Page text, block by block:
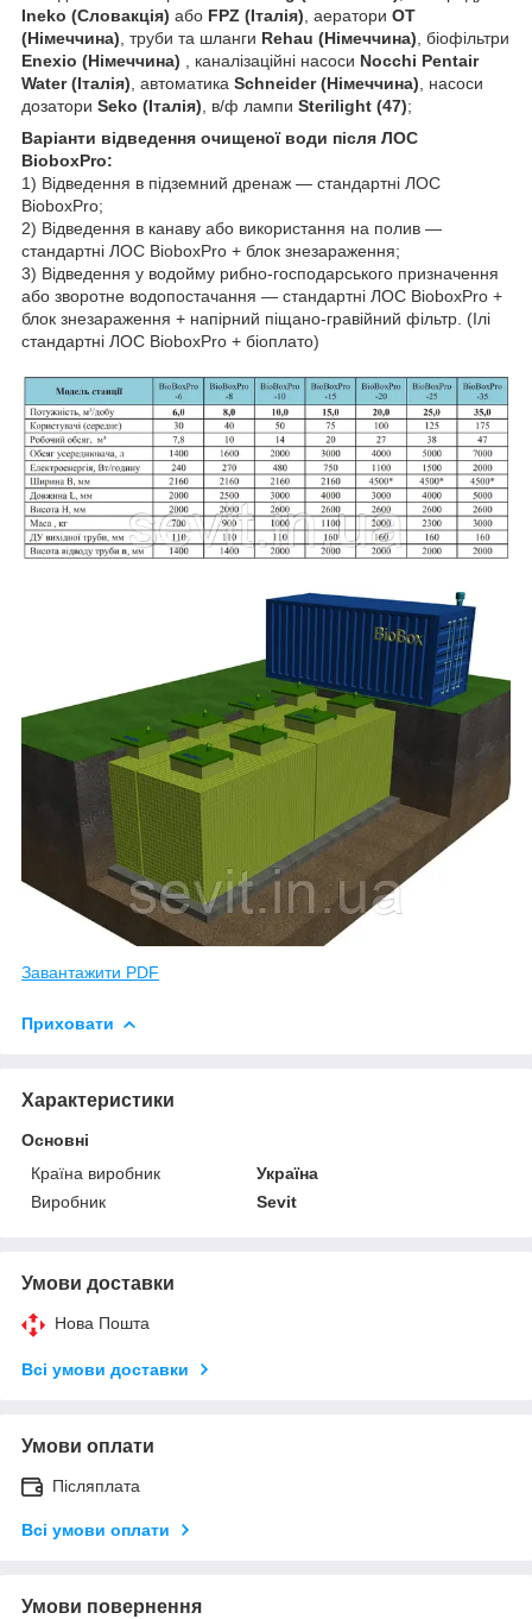
Ineko (Словакція) або FPZ (Італія) , аератори ОТ
(Німеччина) , труби та шланги Rehau (Німеччина) , біофільтри
Enexio (Німеччина)
, каналізаційні насоси Nocchi Pentair
Water (Італія) , автоматика Schneider (Німеччина) , насоси
дозатори Seko (Італія) , в/ф лампи Sterilight (47);
Варіанти відведення очищеної води після ЛОС
BioboxPro:
1) Відведення в підземний дренаж — стандартні ЛОС
BioboxPro;
2) Відведення в канаву або використання на полив —
стандартні ЛОС BioboxPro + блок знезараження;
3) Відведення у водойму рибно-господарського призначення
або зворотне водопостачання — стандартні ЛОС BioboxPro +
блок знезараження + напірний піщано-гравійний фільтр. (Ілі
стандартні ЛОС BioboxPro + біоплато)
Завантажити PDF
Приховати
Характеристики
Основні
Країна виробник
Україна
Виробник
Sevit
Умови доставки
Нова Пошта
Всі умови доставки
Умови оплати
Післяплата
Всі умови оплати
Умови повернення